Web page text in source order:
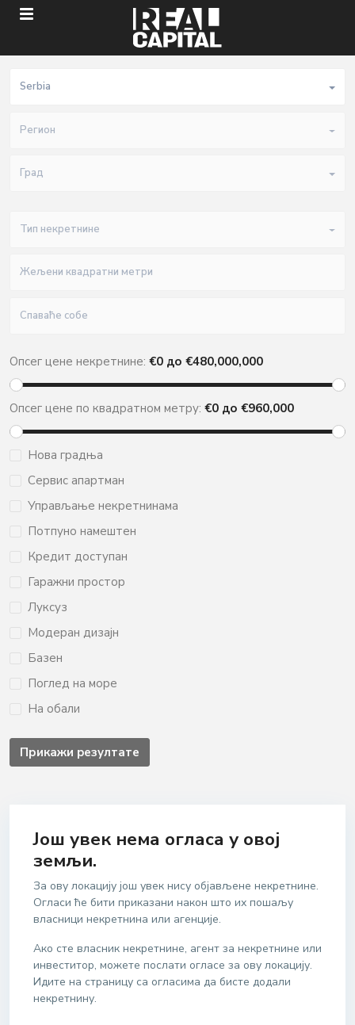
Serbia
Регион
Град
Тип некретнине
Опсег цене некретнине: €0 до €480,000,000
Опсег цене по квадратном метру: €0 до €960,000
Нова градња
Сервис апартман
Управљање некретнинама
Потпуно намештен
Кредит доступан
Гаражни простор
Луксуз
Модеран дизајн
Базен
Поглед на море
На обали
Прикажи pезултате
Још увек нема огласа у овој
земљи.
За ову локацију још увек нису објављене некретнине.
Огласи ће бити приказани након што их пошаљу
власници некретнина или агенције.
Ако сте власник некретнине, агент за некретнине или
инвеститор, можете послати огласе за ову локацију.
Идите на страницу са огласима да бисте додали
некретнину.